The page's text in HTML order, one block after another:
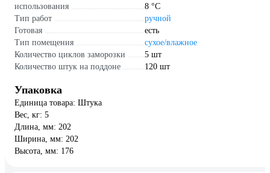
использования
8 °С
Тип работ
ручной
Готовая
есть
Тип помещения
сухое/влажное
Количество циклов заморозки
5 шт
Количество штук на поддоне
120 шт
Упаковка
Единица товара: Штука
Вес, кг: 5
Длина, мм: 202
Ширина, мм: 202
Высота, мм: 176